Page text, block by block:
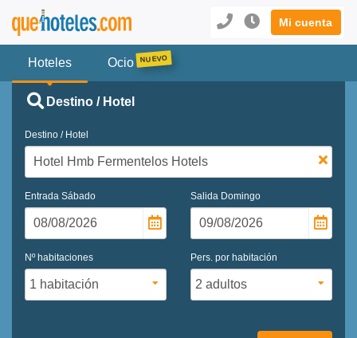
Mi cuenta
Hoteles Ocio
Destino / Hotel
Destino / Hotel
Entrada Sábado Salida Domingo
Nº habitaciones Pers. por habitación